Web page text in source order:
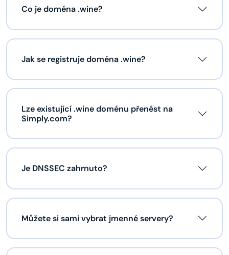
Co je doména .wine?
Jak se registruje doména .wine?
Lze existující .wine doménu přenést na
Simply.com?
Je DNSSEC zahrnuto?
Můžete si sami vybrat jmenné servery?